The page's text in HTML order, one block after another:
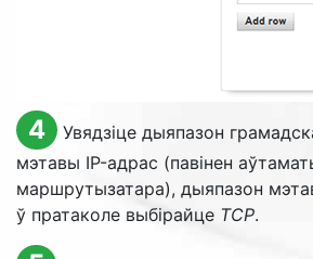
4 Увядзіце дыяпазон
мэтавы IP-адрас (павінен
маршрутызатара), дыяпазон
ў пратаколе выбірайце TCP.